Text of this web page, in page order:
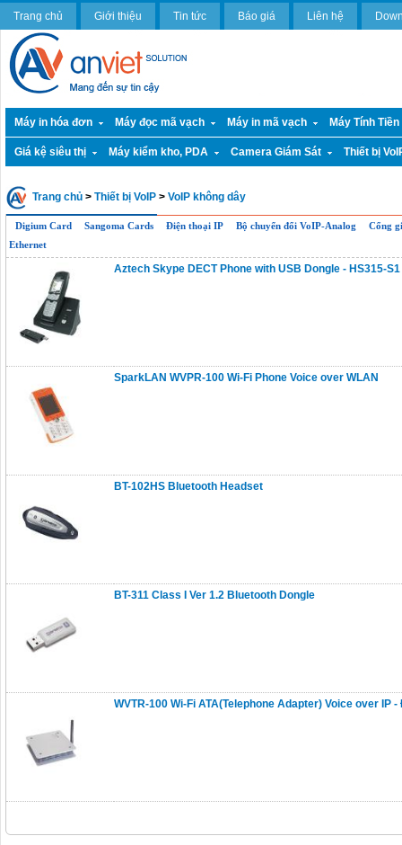
Trang chủ Giới thiệu Tin tức Báo giá Liên hệ
Máy in hóa đơn Máy đọc mã vạch Máy in mã vạch Máy Tính
Giá kệ siêu thị Máy kiểm kho, PDA Camera Giám Sát Thiết bị
Trang chủ > Thiết bị VoIP > VoIP không dây
Digium Card Sangoma Cards Điện thoại IP Bộ chuyển đổi VoIP-Analog
Cổng
Ethernet
Aztech Skype DECT Phone with USB Dongle - HS315-S1
SparkLAN WVPR-100 Wi-Fi Phone Voice over WLAN
BT-102HS Bluetooth Headset
BT-311 Class I Ver 1.2 Bluetooth Dongle
WVTR-100 Wi-Fi ATA(Telephone Adapter) Voice over IP